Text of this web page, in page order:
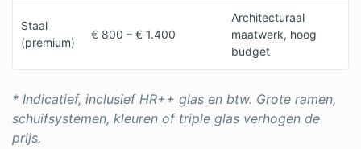
Staal
(premium)
€ 800 – € 1.400
Architecturaal
maatwerk, hoog
budget
* Indicatief, inclusief HR++ glas en btw. Grote ramen,
schuifsystemen, kleuren of triple glas verhogen de
prijs.